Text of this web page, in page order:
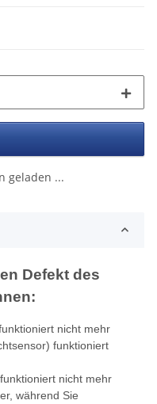
geladen ...
Defekt des
nicht mehr
funktioniert
nicht mehr
während Sie